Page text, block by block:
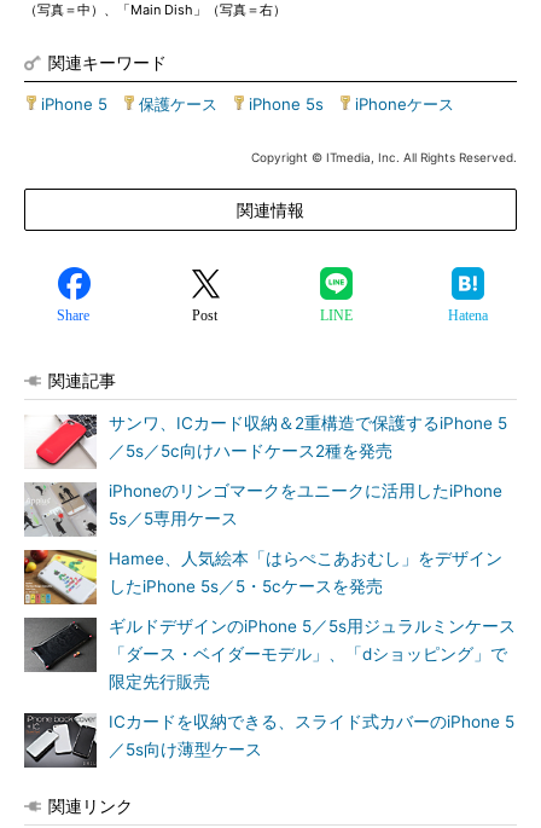
（写真＝中）、「Main Dish」（写真＝右）
関連キーワード
iPhone 5 保護ケース iPhone 5s iPhoneケース
Copyright © ITmedia, Inc. All Rights Reserved.
関連情報
Share Post LINE Hatena
関連記事
サンワ、ICカード収納＆2重構造で保護するiPhone 5
／5s／5c向けハードケース2種を発売
iPhoneのリンゴマークをユニークに活用したiPhone
5s／5専用ケース
Hamee、人気絵本「はらぺこあおむし」をデザイン
したiPhone 5s／5・5cケースを発売
ギルドデザインのiPhone 5／5s用ジュラルミンケース
「ダース・ベイダーモデル」、「dショッピング」で
限定先行販売
ICカードを収納できる、スライド式カバーのiPhone 5
／5s向け薄型ケース
関連リンク